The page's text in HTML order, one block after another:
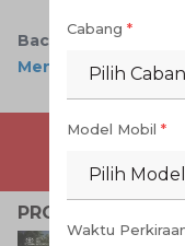
Baca Juga:
Kenapa
Mengemudi?
PROMO TERKAIT
Cabang *
Pilih
Model Mobil *
Pilih
Waktu